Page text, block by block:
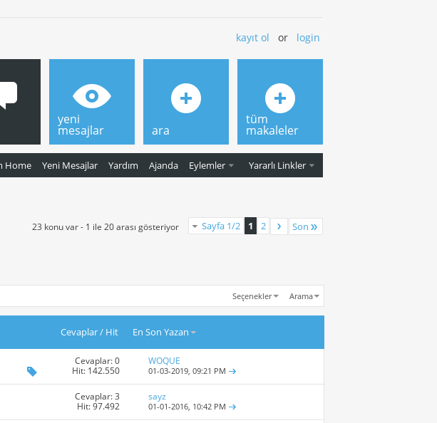
kayıt ol or login
Home Yeni Mesajlar Yardım Ajanda Eylemler Yararlı Linkler
yeni
mesajlar ara
tüm
makaleler
Sayfa 1/2 1 2 Son
23 konu var - 1 ile 20 arası gösteriyor
Seçenekler Arama
Cevaplar/ Hit En Son Yazan
Cevaplar: 0
Hit: 142.550
WOQUE
01-03-2019,09:21 PM
Cevaplar: 3
Hit: 97.492
sayz
01-01-2016, 10:42 PM